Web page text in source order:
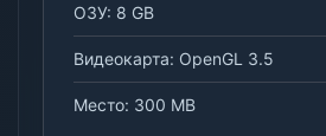
ОЗУ: 8 GB
Видеокарта: OpenGL 3.5
Место: 300 MB